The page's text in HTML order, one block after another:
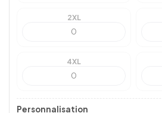
2XL
4XL
Personnalisation